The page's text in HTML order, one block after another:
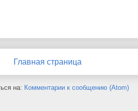
Главная страница
на: Комментарии к сообщению (Atom)